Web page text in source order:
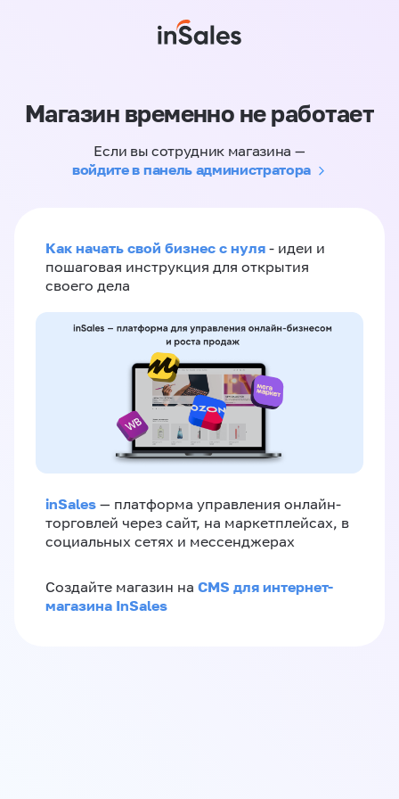
Магазин временно не работает
Если вы сотрудник магазина —
войдите в панель администратора
Как начать свой бизнес с нуля - идеи и
пошаговая инструкция для открытия
своего дела
inSales — платформа управления онлайн-
торговлей через сайт, на маркетплейсах, в
социальных сетях и мессенджерах
Создайте магазин на CMS для интернет-
магазина InSales